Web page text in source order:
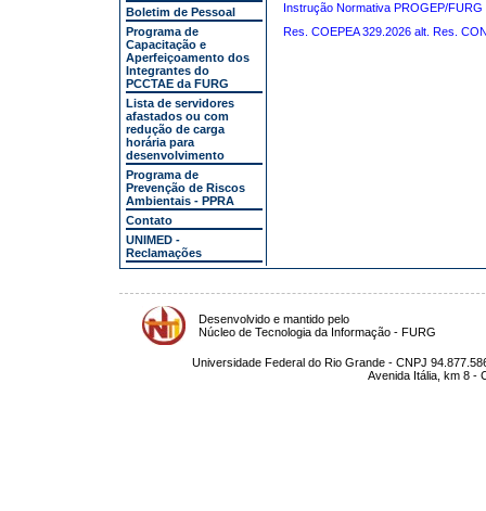
Boletim de Pessoal
Programa de
Capacitação e
Aperfeiçoamento dos
Integrantes do
PCCTAE da FURG
Lista de servidores
afastados ou com
redução de carga
horária para
desenvolvimento
Programa de
Prevenção de Riscos
Ambientais - PPRA
Contato
UNIMED -
Reclamações
Instrução Normativa PROGEP/FURG
Res. COEPEA 329.2026 alt. Res.
Desenvolvido e mantido pelo
Núcleo de Tecnologia da Informação - FURG
Universidade Federal do Rio Grande - CNPJ
Avenida Itália, km 8 -